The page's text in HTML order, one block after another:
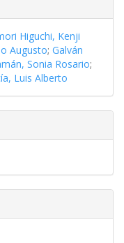
Higuchi, Kenji
Augusto; Galván
Sonia Rosario;
Luis Alberto